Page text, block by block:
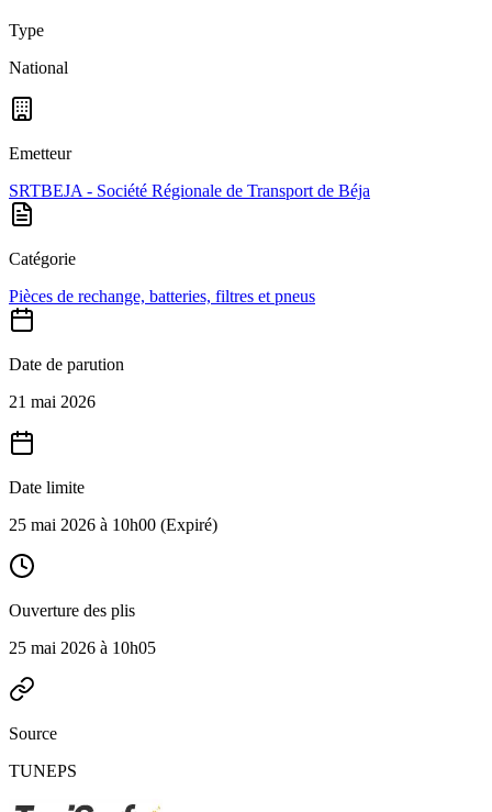
Type
National
Emetteur
SRTBEJA - Société Régionale de Transport de Béja
Catégorie
Pièces de rechange, batteries, filtres et pneus
Date de parution
21 mai 2026
Date limite
25 mai 2026 à 10h00 (Expiré)
Ouverture des plis
25 mai 2026 à 10h05
Source
TUNEPS